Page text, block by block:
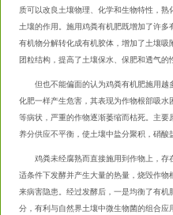
质可以改良土壤物理、化学和生物特性，
土壤的作用。施用鸡粪有机肥既增加了许
有机物分解转化成有机胶体，增加了土壤
团粒结构，提高了土壤保水、保肥和透气的
但也不能偏面的认为鸡粪有机肥施用越
化肥一样产生危害，其表现为作物根部吸
等病状，严重的作物逐渐萎缩而枯死。主要
养分供应不平衡，使土壤中盐分聚积，硝酸
鸡粪未经腐熟而直接施用到作物上，存
适条件下发酵并产生大量的热量，烧毁作
来病害隐患。经过发酵后，一是均衡了有
分，有利与自然界土壤中微生物菌的组合